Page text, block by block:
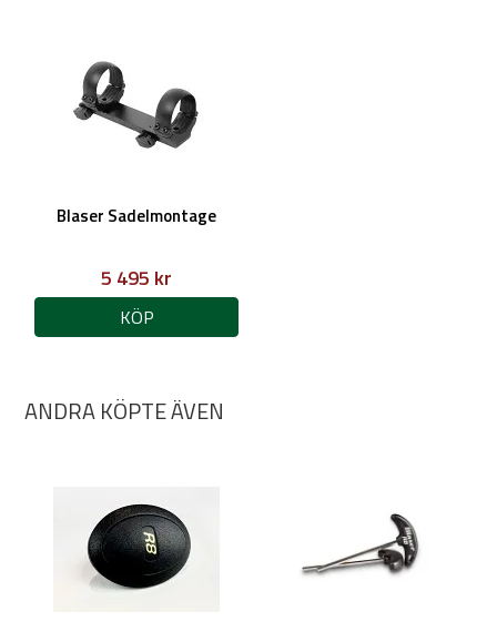
Blaser Sadelmontage
5 495 kr
KÖP
ANDRA KÖPTE ÄVEN